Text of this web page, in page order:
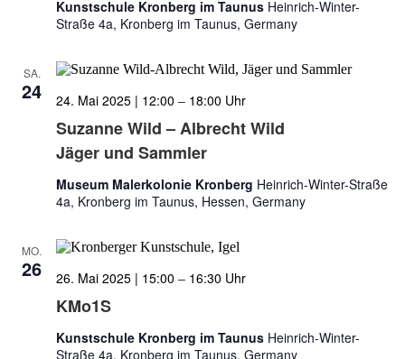
Kunstschule Kronberg im Taunus Heinrich-Winter-
Straße 4a, Kronberg im Taunus, Germany
SA.
24
Suzanne Wild – Albrecht Wild
Jäger und Sammler
24. Mai 2025 | 12:00 – 18:00
Museum Malerkolonie Kronberg Heinrich-Winter-Straße
4a, Kronberg im Taunus, Hessen, Germany
MO.
26
KMo1S
26. Mai 2025 | 15:00 – 16:30
Kunstschule Kronberg im Taunus Heinrich-Winter-
Straße 4a, Kronberg im Taunus, Germany